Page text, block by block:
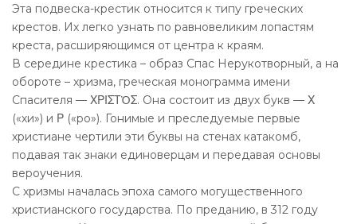
Эта подвеска-крестик относится к типу греческих
крестов. Их легко узнать по равновеликим лопастям
креста, расширяющимся от центра к краям.
В середине крестика – образ Спас Нерукотворный, а на
обороте – хризма, греческая монограмма имени
Спасителя — ΧΡΙΣΤὈΣ. Она состоит из двух букв — Χ
(«хи») и Ρ («ро»). Гонимые и преследуемые первые
христиане чертили эти буквы на стенах катакомб,
подавая так знаки единоверцам и передавая основы
вероучения.
С хризмы началась эпоха самого могущественного
христианского государства. По преданию, в 312 году